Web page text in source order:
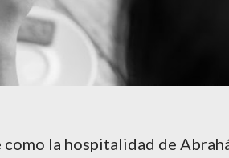
la hospitalidad de